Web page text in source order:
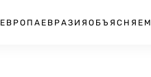
ЕВРОПА ЕВРАЗИЯ ОБЪЯСНЯЕМ